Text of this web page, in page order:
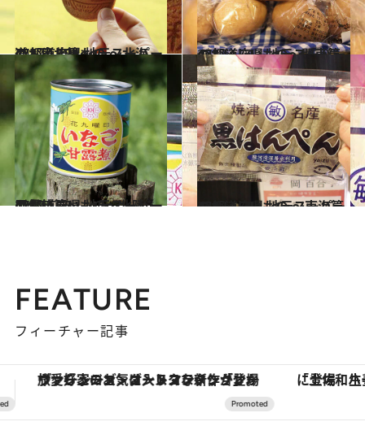
2017.1.19
47都道府県 地元スーパーのおいしいもの ～北海道・東北篇～
グルメ 2017.1.21
47都道府県 地元スーパーのおいしいもの～関東篇～
グルメ
2017.1.23
47都道府県 地元スーパーのおいしいもの～北陸・甲信越篇～
グルメ 2017.1.25
47都道府県 地元スーパーのおいしいもの ～東海篇～
グルメ
FEATURE
フィーチャー記事
「土佐和ハーブかき氷」がOMO7高知に登場！生姜、山椒、大葉など目にも舌にも涼を呼ぶ郷土の味 【銀座で出合う最旬美容】美髪ケアや上質